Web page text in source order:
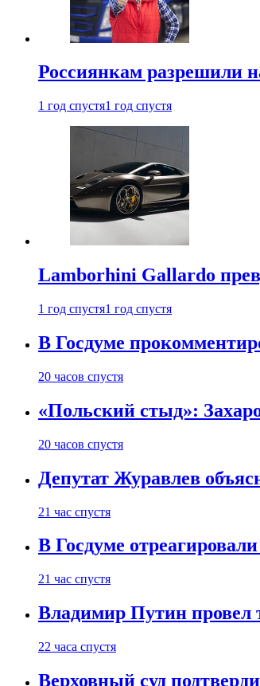
Россиянкам разрешили
1 год спустя1 год спустя
Lamborhini Gallardo
1 год спустя1 год спустя
В Госдуме
20 часов спустя
«Польский стыд»:
20 часов спустя
Депутат Журавлев
21 час спустя
В Госдуме
21 час спустя
Владимир Путин провел
22 часа спустя
Верховный суд